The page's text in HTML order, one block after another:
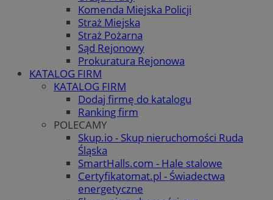
Komenda Miejska Policji
Straż Miejska
Straż Pożarna
Sąd Rejonowy
Prokuratura Rejonowa
KATALOG FIRM
KATALOG FIRM
Dodaj firmę do katalogu
Ranking firm
POLECAMY
Skup.io - Skup nieruchomości Ruda
Śląska
SmartHalls.com - Hale stalowe
Certyfikatomat.pl - Świadectwa
energetyczne